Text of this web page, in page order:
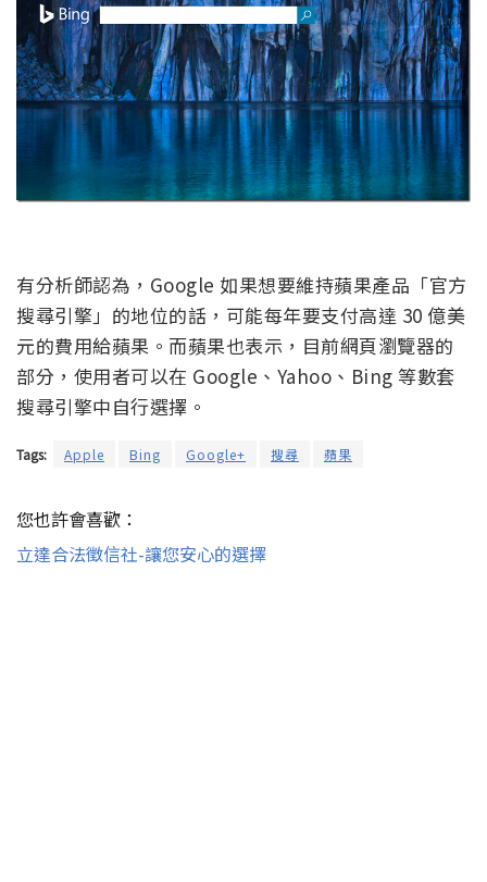
有分析師認為，Google 如果想要維持蘋果產品「官方
搜尋引擎」的地位的話，可能每年要支付高達 30 億美
元的費用給蘋果。而蘋果也表示，目前網頁瀏覽器的
部分，使用者可以在 Google、Yahoo、Bing 等數套
搜尋引擎中自行選擇。
Tags: Apple Bing Google+ 搜尋 蘋果
您也許會喜歡：
立達合法徵信社-讓您安心的選擇